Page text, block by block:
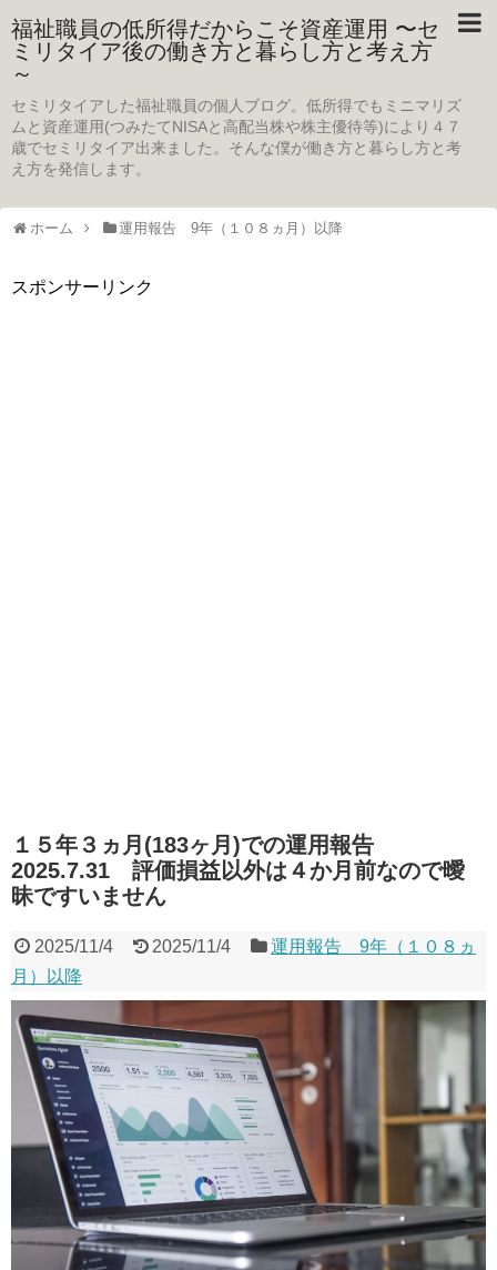
福祉職員の低所得だからこそ資産運用 〜セ
ミリタイア後の働き方と暮らし方と考え方
～
セミリタイアした福祉職員の個人ブログ。低所得でもミニマリズ
ムと資産運用(つみたてNISAと高配当株や株主優待等)により４７
歳でセミリタイア出来ました。そんな僕が働き方と暮らし方と考
え方を発信します。
ホーム 運用報告 9年（１０８ヵ月）以降
スポンサーリンク
１５年３ヵ月(183ヶ月)での運用報告
2025.7.31 評価損益以外は４か月前なので曖
昧ですいません
2025/11/4 2025/11/4
運用報告 9年（１０８ヵ
月）以降